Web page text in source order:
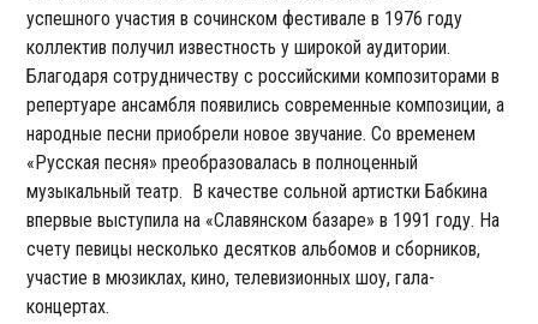
успешного участия в сочинском фестивале в 1976 году
коллектив получил известность у широкой аудитории.
Благодаря сотрудничеству с российскими композиторами в
репертуаре ансамбля появились современные композиции, а
народные песни приобрели новое звучание. Со временем
«Русская песня» преобразовалась в полноценный
музыкальный театр. В качестве сольной артистки Бабкина
впервые выступила на «Славянском базаре» в 1991 году. На
счету певицы несколько десятков альбомов и сборников,
участие в мюзиклах, кино, телевизионных шоу, гала-
концертах.